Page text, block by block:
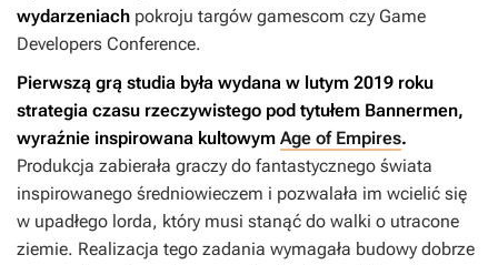
wydarzeniach pokroju targów gamescom czy Game
Developers Conference.
Pierwszą grą studia była wydana w lutym 2019 roku
strategia czasu rzeczywistego pod tytułem Bannermen,
wyraźnie inspirowana kultowym Age of Empires.
Produkcja zabierała graczy do fantastycznego świata
inspirowanego średniowieczem i pozwalała im wcielić się
w upadłego lorda, który musi stanąć do walki o utracone
ziemie. Realizacja tego zadania wymagała budowy dobrze